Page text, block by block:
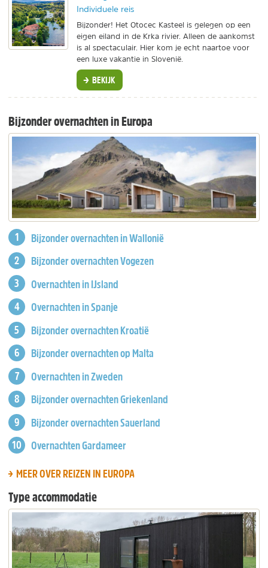
Individuele reis
Bijzonder! Het Otocec Kasteel is gelegen op een
eigen eiland in de Krka rivier. Alleen de aankomst
is al spectaculair. Hier kom je echt naartoe voor
een luxe vakantie in Slovenië.
BEKIJK
Bijzonder overnachten in Europa
Bijzonder overnachten in Wallonië
Bijzonder overnachten Vogezen
Overnachten in IJsland
Overnachten in Spanje
Bijzonder overnachten Kroatië
Bijzonder overnachten op Malta
Overnachten in Zweden
Bijzonder overnachten Griekenland
Bijzonder overnachten Sauerland
Overnachten Gardameer
MEER OVER REIZEN IN EUROPA
Type accommodatie